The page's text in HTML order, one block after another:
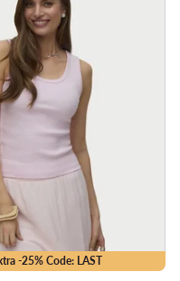
-25% Code: LAST